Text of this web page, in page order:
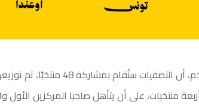
وأعلن الاتحاد الأفريقي لكرة القدم، أن التصفيات ستُقام
منتخبات، على أن يتأهل صاحبا المركزين الأول